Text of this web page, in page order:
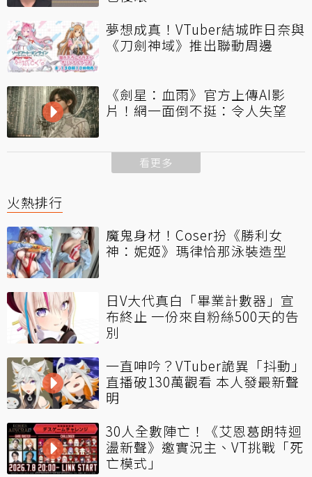
夢想成真！VTuber結城昨日奈與
《刀劍神域》推出聯動周邊
《劍星：血雨》官方上傳AI影
片！網一面倒不挺：令人失望
看更多
火熱排行
魔鬼身材！Coser扮《勝利女
神：妮姬》瑪律恰那泳裝造型
日V大代真白「畢業計數器」宣
布終止 一份來自粉絲500天的告
別
一直呻吟？VTuber詭異「抖動」
直播破130萬觀看 本人發最新聲
明
30人全數陣亡！《艾恩葛朗特迴
盪新聲》邀實況主、VT挑戰「死
亡模式」